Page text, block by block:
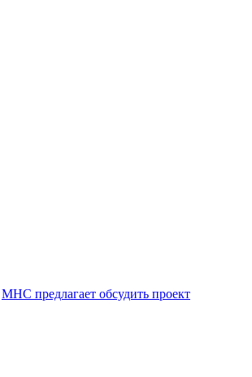
МНС предлагает обсудить проект